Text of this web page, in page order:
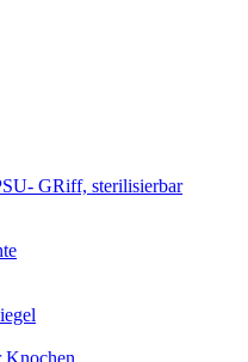
GRiff, sterilisierbar
Knochen